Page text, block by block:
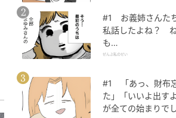
#1 お義姉さんたち
私話したよね？
も…
ぜんぶ私のせい
#1 「あっ、財布
た」「いいよ出す
が全ての始まりで